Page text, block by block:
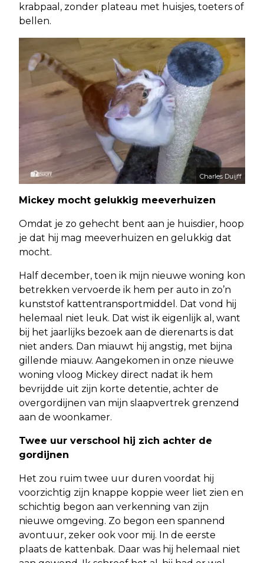
krabpaal, zonder plateau met huisjes, toeters of
bellen.
Charles Duijff
Mickey mocht gelukkig meeverhuizen
Omdat je zo gehecht bent aan je huisdier, hoop
je dat hij mag meeverhuizen en gelukkig dat
mocht.
Half december, toen ik mijn nieuwe woning kon
betrekken vervoerde ik hem per auto in zo’n
kunststof kattentransportmiddel. Dat vond hij
helemaal niet leuk. Dat wist ik eigenlijk al, want
bij het jaarlijks bezoek aan de dierenarts is dat
niet anders. Dan miauwt hij angstig, met bijna
gillende miauw. Aangekomen in onze nieuwe
woning vloog Mickey direct nadat ik hem
bevrijdde uit zijn korte detentie, achter de
overgordijnen van mijn slaapvertrek grenzend
aan de woonkamer.
Twee uur verschool hij zich achter de
gordijnen
Het zou ruim twee uur duren voordat hij
voorzichtig zijn knappe koppie weer liet zien en
schichtig begon aan verkenning van zijn
nieuwe omgeving. Zo begon een spannend
avontuur, zeker ook voor mij. In de eerste
plaats de kattenbak. Daar was hij helemaal niet